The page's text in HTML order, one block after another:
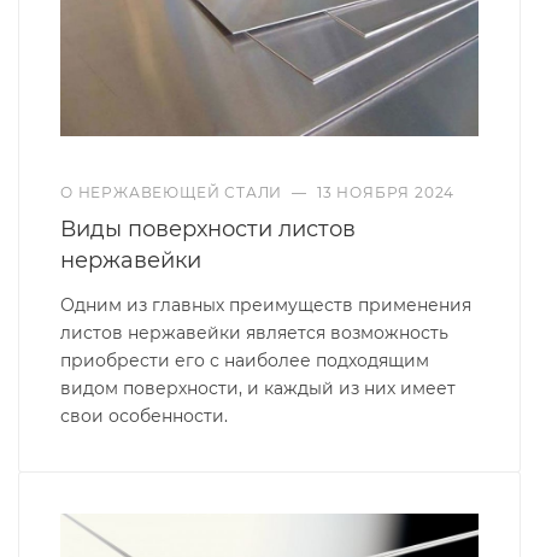
О НЕРЖАВЕЮЩЕЙ СТАЛИ — 13 НОЯБРЯ 2024
Виды поверхности листов
нержавейки
Одним из главных преимуществ применения
листов нержавейки является возможность
приобрести его с наиболее подходящим
видом поверхности, и каждый из них имеет
свои особенности.